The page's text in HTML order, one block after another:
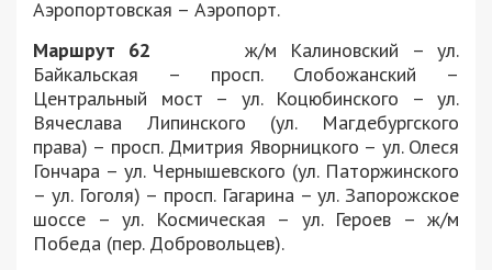
Аэропортовская – Аэропорт.
Маршрут 62 ж/м Калиновский – ул.
Байкальская – просп. Слобожанский –
Центральный мост – ул. Коцюбинского – ул.
Вячеслава Липинского (ул. Магдебургского
права) – просп. Дмитрия Яворницкого – ул. Олеся
Гончара – ул. Чернышевского (ул. Паторжинского
– ул. Гоголя) – просп. Гагарина – ул. Запорожское
шоссе – ул. Космическая – ул. Героев – ж/м
Победа (пер. Добровольцев).